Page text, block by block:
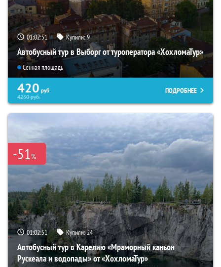
01:02:49 Купили:9
Автобусный тур в Выборг от туроператора «ХохломаТур»
Сенная площадь
420 руб.
4230руб.
ПОДРОБНЕЕ
-51%
01:02:49 Купили:24
Автобусный тур в Карелию «Мраморный каньон
Рускеала и водопады» от «ХохломаТур»